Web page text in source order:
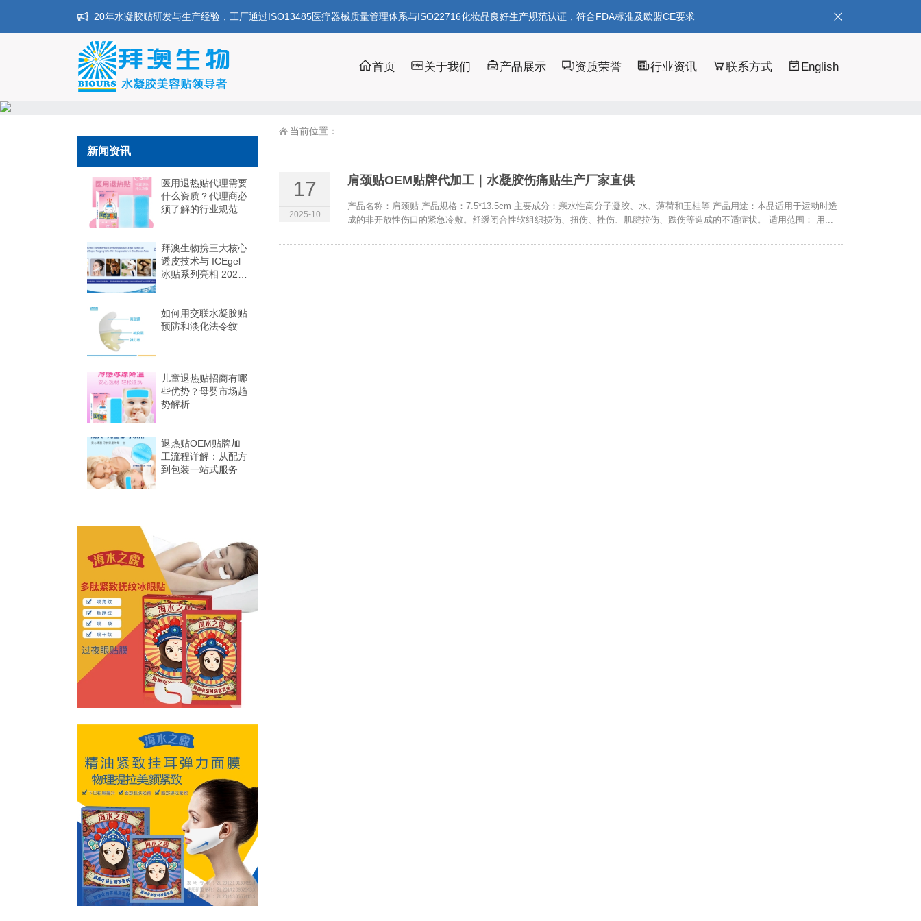
20年水凝胶贴研发与生产经验，工厂通过ISO13485医疗器械质量管理体系与ISO22716化妆品良好生产规范认证，符合FDA标准及欧盟CE要求
首页 关于我们 产品展示 资质荣誉 行业资讯 联系方式 English
当前位置：
17
2025-10
肩颈贴OEM贴牌代加工｜水凝胶伤痛贴生产厂家直供
产品名称：肩颈贴 产品规格：7.5*13.5cm 主要成分：亲水性高分子凝胶、水、薄荷和玉桂等 产品用途：本品适用于运动时造
成的非开放性伤口的紧急冷敷。舒缓闭合性软组织损伤、扭伤、挫伤、肌腱拉伤、跌伤等造成的不适症状。 适用范围： 用...
新闻资讯
医用退热贴代理需要
什么资质？代理商必
须了解的行业规范
拜澳生物携三大核心
透皮技术与 ICEgel
冰贴系列亮相 2025
格局
如何用交联水凝胶贴
预防和淡化法令纹
儿童退热贴招商有哪
些优势？母婴市场趋
势解析
退热贴OEM贴牌加
工流程详解：从配方
到包装一站式服务